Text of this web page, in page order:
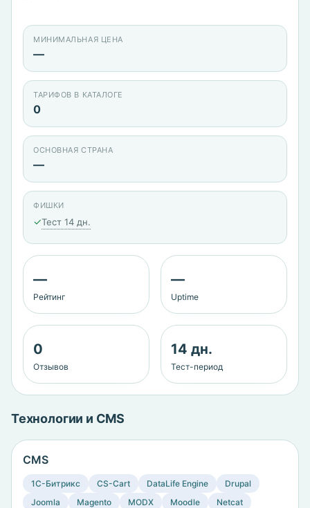
МИНИМАЛЬНАЯ ЦЕНА
—
ТАРИФОВ В КАТАЛОГЕ
0
ОСНОВНАЯ СТРАНА
—
ФИШКИ
✓Тест 14 дн.
—
Рейтинг
—
Uptime
0
Отзывов
14 дн.
Тест-период
Технологии и CMS
CMS
1C-Битрикс CS-Cart DataLife Engine
Drupal
Joomla
Magento MODX Moodle
Netcat